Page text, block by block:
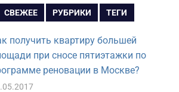
СВЕЖЕЕ РУБРИКИ ТЕГИ
получить квартиру большей
при сносе пятиэтажки по
реновации в Москве?